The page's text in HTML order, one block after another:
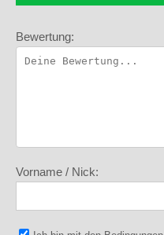
Bewertung:
Vorname / Nick: